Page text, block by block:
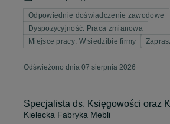
Odpowiednie doświadczenie zawodowe
Dyspozycyjność: Praca zmianowa
Miejsce pracy: W siedzibie firmy
Odświeżono dnia 07 sierpnia 2026
Specjalista ds. Księgowości oraz
Kielecka Fabryka Mebli